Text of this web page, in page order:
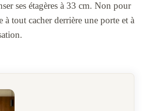
ses étagères à 33 cm. Non pour
à tout cacher derrière une porte et à